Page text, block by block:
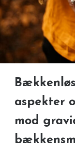
Familieliv
skaber
hverdag
Når
afgørende
aspekter
mod